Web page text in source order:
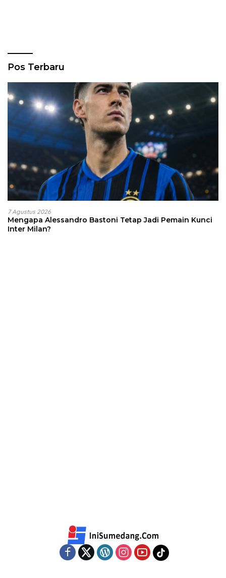
Pos Terbaru
7 Agustus 2026
Mengapa Alessandro Bastoni Tetap Jadi Pemain Kunci
Inter Milan?